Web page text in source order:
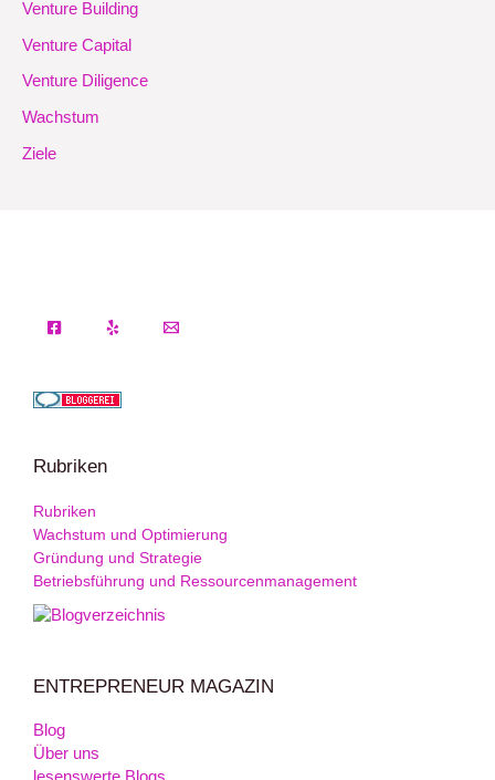
Venture Building
Venture Capital
Venture Diligence
Wachstum
Ziele
Rubriken
Rubriken
Wachstum und Optimierung
Gründung und Strategie
Betriebsführung und Ressourcenmanagement
ENTREPRENEUR MAGAZIN
Blog
Über uns